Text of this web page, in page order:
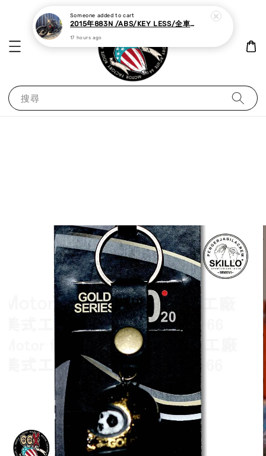
搜尋
Someone added to cart
2015年883N /ABS/KEY LESS/全車黑化,里程極少
17 hours ago